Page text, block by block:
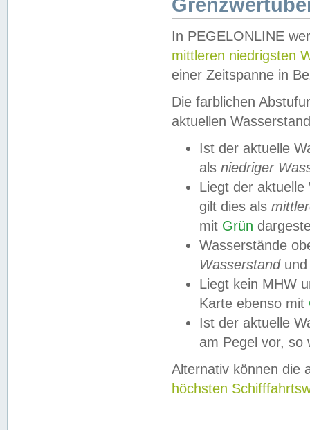
In PEGELONLINE
mittleren niedrigsten
einer Zeitspanne in
Die farblichen
aktuellen
Ist der aktuelle
als niedriger
Liegt der
gilt dies als
mit Grün
Wasserstände
Wasserstandund
Liegt kein MHW
Karte ebenso mit
Ist der aktuelle
am Pegel vor,
Alternativ können die
höchsten